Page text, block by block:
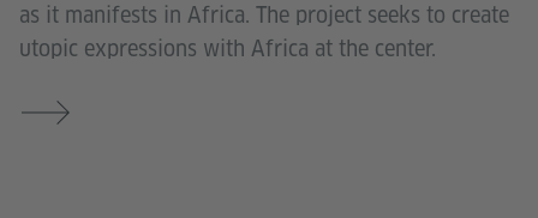
as it manifests in Africa. The project seeks to create
utopic expressions with Africa at the center.